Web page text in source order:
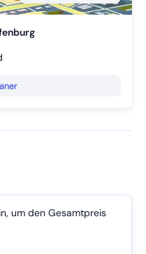
um den Gesamtpreis